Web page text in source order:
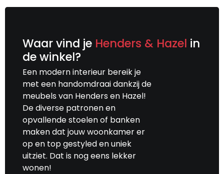
Waar vind je Henders & Hazel in
de winkel?
Een modern interieur bereik je
met een handomdraai dankzij de
meubels van Henders en Hazel!
De diverse patronen en
opvallende stoelen of banken
maken dat jouw woonkamer er
op en top gestyled en uniek
uitziet. Dat is nog eens lekker
wonen!